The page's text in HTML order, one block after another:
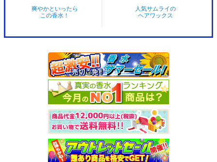
爽やかといったら
この香水！
人気サムライの
ヘアワックス